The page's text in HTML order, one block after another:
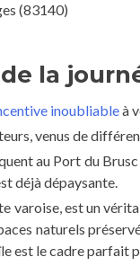
(83140)
la
inoubliableà
venus de
au Port du
déjà dépaysante.
varoise, est un
naturels
est le cadre parfait